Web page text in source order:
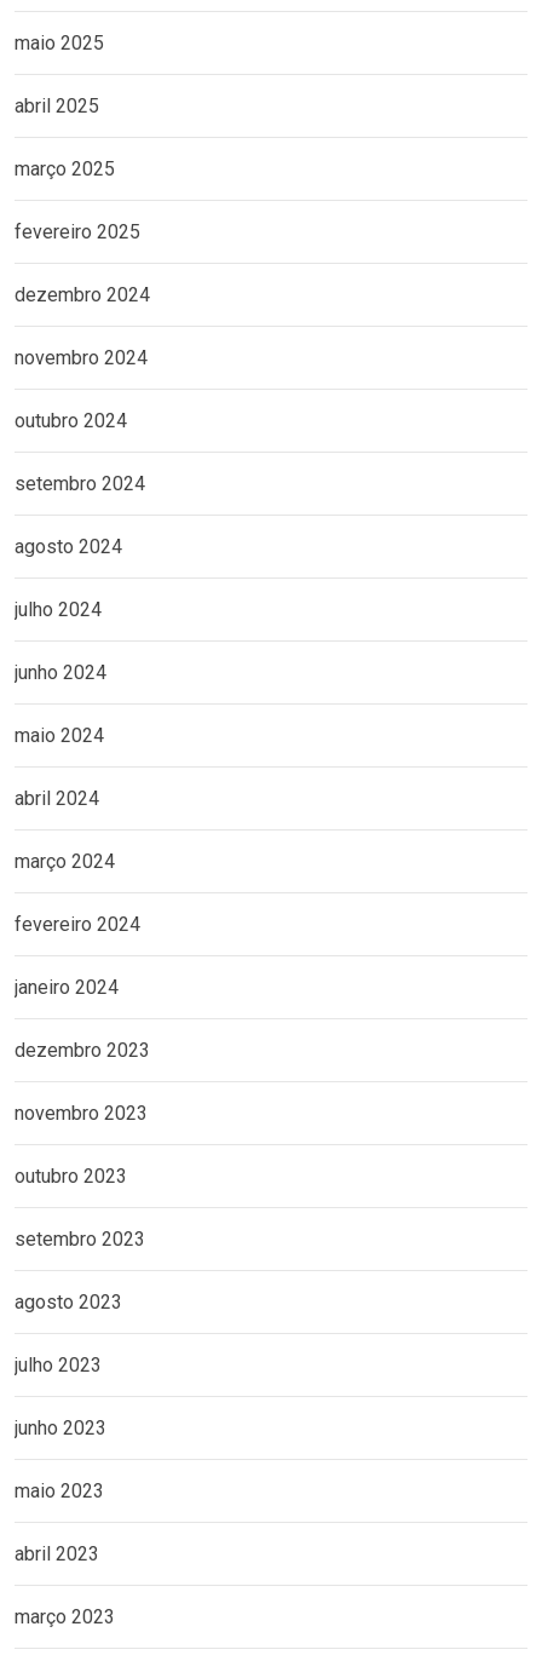
maio 2025
abril 2025
março 2025
fevereiro 2025
dezembro 2024
novembro 2024
outubro 2024
setembro 2024
agosto 2024
julho 2024
junho 2024
maio 2024
abril 2024
março 2024
fevereiro 2024
janeiro 2024
dezembro 2023
novembro 2023
outubro 2023
setembro 2023
agosto 2023
julho 2023
junho 2023
maio 2023
abril 2023
março 2023